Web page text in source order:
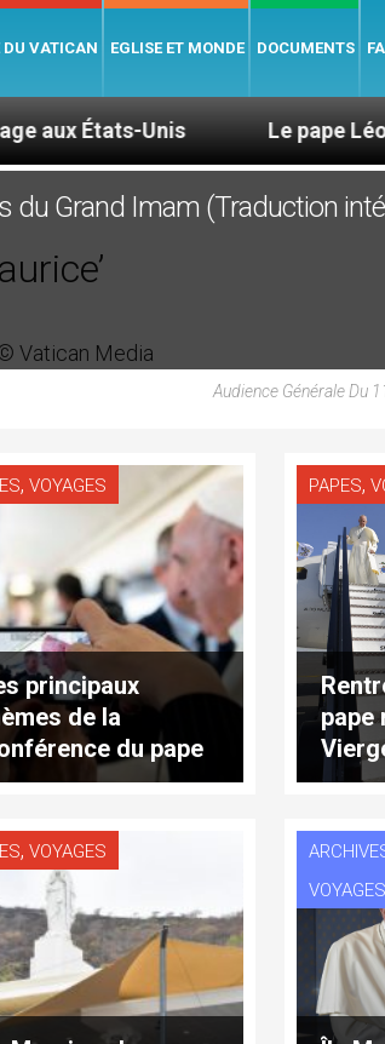
DU VATICAN EGLISE ET MONDE DOCUMENTS
Le pape Léon XIV se rendra
du Grand Imam (Traduction
Audience Générale Du
,VOYAGES
principaux
de la
du pape
retour d'Afrique
PAPES,
pape
,VOYAGES
VOYAGES